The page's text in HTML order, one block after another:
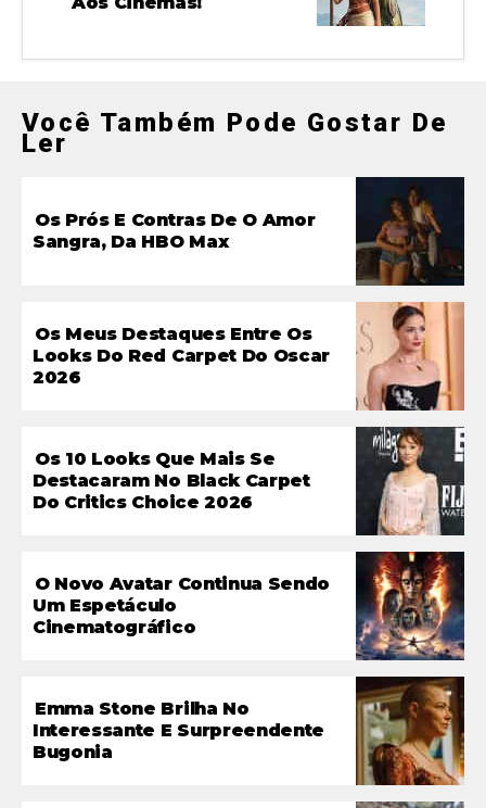
Você Também Pode Gostar De
Ler
Os Prós E Contras De O Amor
Sangra, Da HBO Max
Os Meus Destaques Entre Os
Looks Do Red Carpet Do Oscar
2026
Os 10 Looks Que Mais Se
Destacaram No Black Carpet
Do Critics Choice 2026
O Novo Avatar Continua Sendo
Um Espetáculo
Cinematográfico
Emma Stone Brilha No
Interessante E Surpreendente
Bugonia